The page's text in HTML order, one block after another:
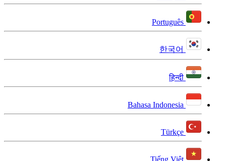
Português
한국어
हिन्दी
Bahasa Indonesia
Türkçe
Tiếng Việt